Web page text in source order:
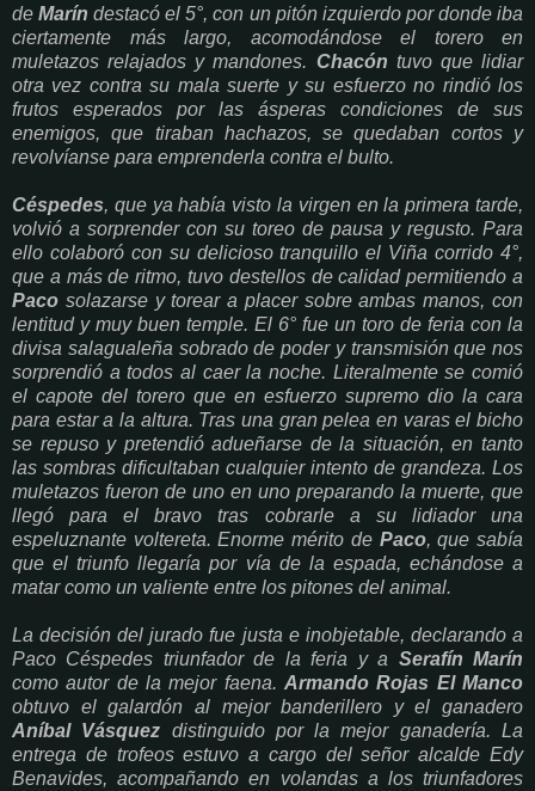
deMarín destacó el 5°, con un pitón izquierdo por donde iba
ciertamente más largo, acomodándose el torero en
muletazos relajados y mandones. Chacón tuvo que lidiar
otra vez contra su mala suerte y su esfuerzo no rindió los
frutos esperados por las ásperas condiciones de sus
enemigos, que tiraban hachazos, se quedaban cortos y
revolvíanse para emprenderla contra el bulto.
Céspedes, que ya había visto la virgen en la primera tarde,
volvió a sorprender con su toreo de pausa y regusto. Para
ello colaboró con su delicioso tranquillo el Viña corrido 4°,
que a más de ritmo, tuvo destellos de calidad permitiendo a
Paco solazarse y torear a placer sobre ambas manos, con
lentitud y muy buen temple. El 6° fue un toro de feria con la
divisa salagualeña sobrado de poder y transmisión que nos
sorprendió a todos al caer la noche. Literalmente se comió
el capote del torero que en esfuerzo supremo dio la cara
para estar a la altura. Tras una gran pelea en varas el bicho
se repuso y pretendió adueñarse de la situación, en tanto
las sombras dificultaban cualquier intento de grandeza. Los
muletazos fueron de uno en uno preparando la muerte, que
llegó para el bravo tras cobrarle a su lidiador una
espeluznante voltereta. Enorme mérito de Paco, que sabía
que el triunfo llegaría por vía de la espada, echándose a
matar como un valiente entre los pitones del animal.
La decisión del jurado fue justa e inobjetable, declarando a
Paco Céspedes triunfador de la feria y a Serafín Marín
como autor de la mejor faena. Armando Rojas El Manco
obtuvo el galardón al mejor banderillero y el ganadero
Aníbal Vásquez distinguido por la mejor ganadería. La
entrega de trofeos estuvo a cargo del señor alcalde Edy
Benavides, acompañando en volandas a los triunfadores